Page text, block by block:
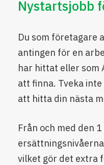
Nystartsjobb
Du som företagare
antingen för en
har hittat eller som
att finna. Tveka
att hitta din nästa
Från och med den
vilket gör det extra